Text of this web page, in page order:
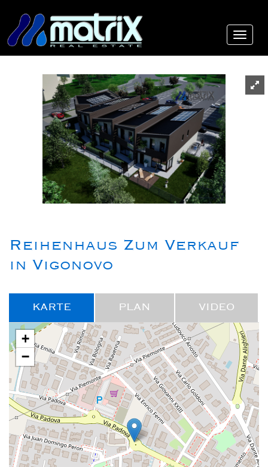
Reihenhaus Zum Verkauf
in Vigonovo
KARTE PLAN VIDEO
+
−